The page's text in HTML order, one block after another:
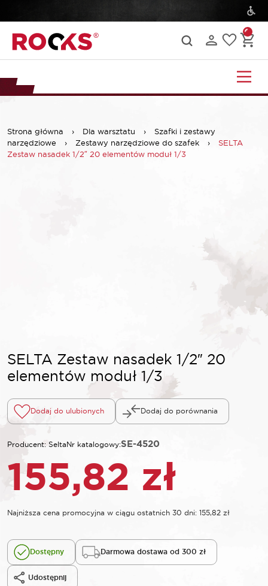
Strona główna › Dla warsztatu ›
Szafki i zestawy
narzędziowe
› Zestawy narzędziowe do szafek ›
SELTA
Zestaw nasadek 1/2″ 20 elementów moduł 1/3
SELTA Zestaw nasadek 1/2″ 20
elementów moduł 1/3
Dodaj do ulubionych Dodaj do porównania
Producent: SeltaNr katalogowy:SE-4520
155,82 zł
Najniższa cena promocyjna w ciągu ostatnich 30 dni: 155,82 zł
Dostępny Darmowa dostawa od 300 zł
Udostępnij